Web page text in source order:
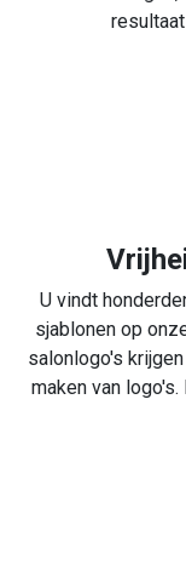
U vindt
sjablonen op
salonlogo's
maken van